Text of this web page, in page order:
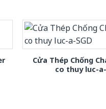
Cửa Thép Chống
co thuy luc-a-